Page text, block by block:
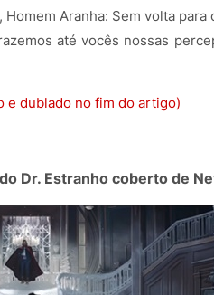
Aranha: Sem volta para
até vocês nossas
e dublado no fim do artigo)
Dr. Estranho coberto de